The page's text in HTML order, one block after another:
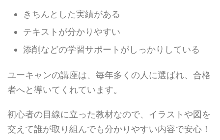
きちんとした実績がある
テキストが分かりやすい
添削などの学習サポートがしっかりしている
ユーキャンの講座は、毎年多くの人に選ばれ、合格
者へと導いてくれています。
初心者の目線に立った教材なので、イラストや図を
交えて誰が取り組んでも分かりやすい内容で安心！